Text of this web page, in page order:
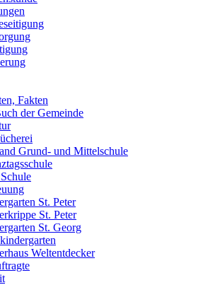
Fakten
der Gemeinde
Grund- und Mittelschule
St. Peter
St. Peter
St. Georg
Weltentdecker